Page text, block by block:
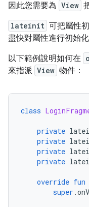
因此您需要為 View
lateinit 可把屬性
盡快對屬性進行初始化
以下範例說明如何在
來指派 View 物件：
class
private
private
private
private
override fun
super .